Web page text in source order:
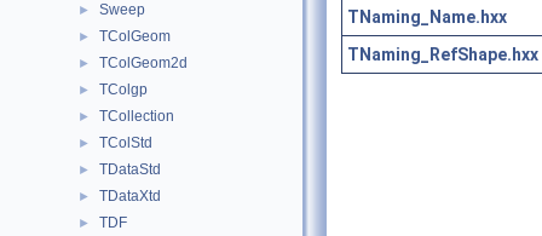
► Sweep
► TColGeom
► TColGeom2d
► TColgp
► TCollection
► TColStd
► TDataStd
► TDataXtd
► TDF
TNaming_Name.hxx
TNaming_RefShape.hxx